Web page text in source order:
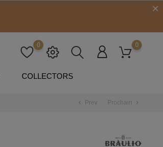
0
0
COLLECTORS
chevron_left Prev Prochain chevron_right